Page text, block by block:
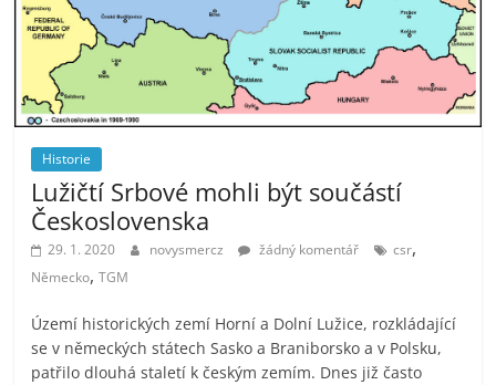
Historie
Lužičtí Srbové mohli být součástí
Československa
29. 1. 2020 novysmercz žádný komentář csr,
Německo,TGM
Území historických zemí Horní a Dolní Lužice, rozkládající
se v německých státech Sasko a Braniborsko a v Polsku,
patřilo dlouhá staletí k českým zemím. Dnes již často